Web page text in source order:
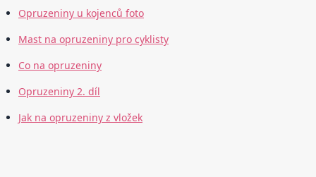
Opruzeniny u kojenců foto
Mast na opruzeniny pro cyklisty
Co na opruzeniny
Opruzeniny 2. díl
Jak na opruzeniny z vložek